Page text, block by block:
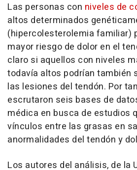
Las personas con niveles de
altos determinados
(hipercolesterolemia familiar)
mayor riesgo de dolor en el
claro si aquellos con niveles
todavía altos podrían también
las lesiones del tendón. Por
escrutaron seis bases de
médica en busca de estudios
vínculos entre las grasas en
anormalidades del tendón y
Los autores del análisis, de la